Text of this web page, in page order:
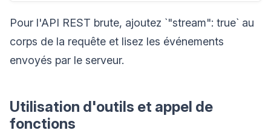
Pour l'API REST brute, ajoutez `"stream": true` au
corps de la requête et lisez les événements
envoyés par le serveur.
Utilisation d'outils et appel de
fonctions